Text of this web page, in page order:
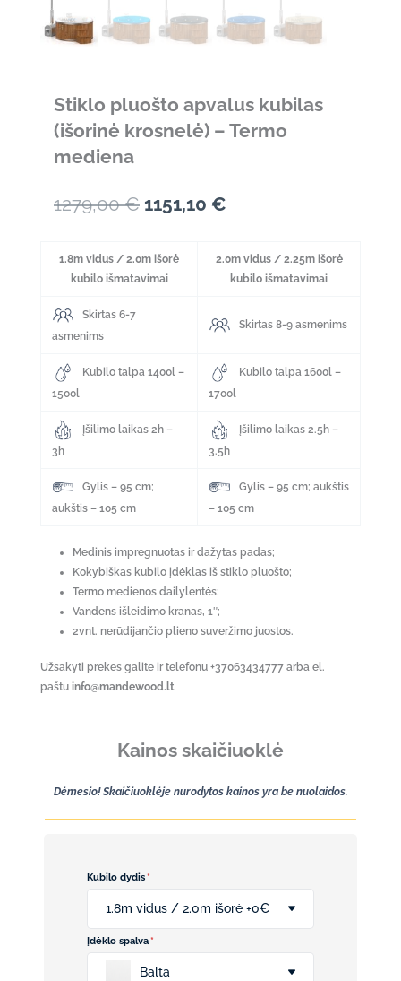
Stiklo pluošto apvalus kubilas
(išorinė krosnelė) – Termo
mediena
1279,00€ Original
was:
1151,10 €
is:
1.8m vidus / 2.0m išorė
kubilo išmatavimai
2.0m vidus / 2.25m išorė
kubilo išmatavimai
Skirtas 6-7
asmenims
Skirtas 8-9 asmenims
Kubilo talpa 1400l –
1500l
Kubilo talpa 1600l –
1700l
Įšilimo laikas 2h –
3h
Įšilimo laikas 2.5h –
3.5h
Gylis – 95 cm;
aukštis – 105 cm
Gylis – 95 cm; aukštis
– 105 cm
Medinis impregnuotas ir dažytas padas;
Kokybiškas kubilo įdėklas iš stiklo pluošto;
Termo medienos dailylentės;
Vandens išleidimo kranas, 1″;
2vnt. nerūdijančio plieno suveržimo juostos.
Užsakyti prekes galite ir telefonu +37063434777 arba el.
paštu info@mandewood.lt
Kainos skaičiuoklė
Dėmesio! Skaičiuoklėje nurodytos kainos yra be nuolaidos.
Kubilo dydis*
1.8m vidus / 2.0m išorė +0€
Įdėklo spalva*
Balta